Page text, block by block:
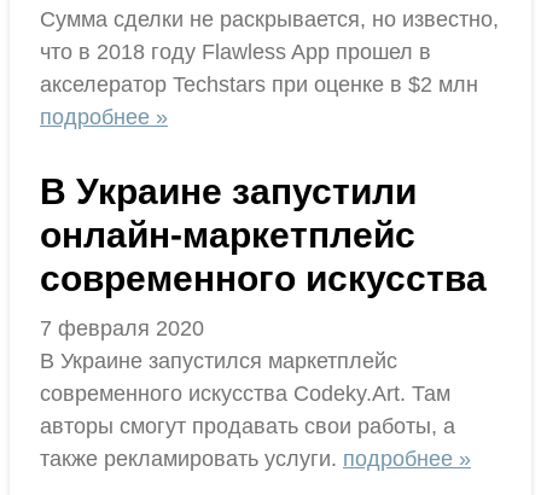
Сумма сделки не раскрывается, но известно,
что в 2018 году Flawless App прошел в
акселератор Techstars при оценке в $2 млн
подробнее »
В Украине запустили
онлайн-маркетплейс
современного искусства
7 февраля 2020
В Украине запустился маркетплейс
современного искусства Codeky.Art. Там
авторы смогут продавать свои работы, а
также рекламировать услуги. подробнее »